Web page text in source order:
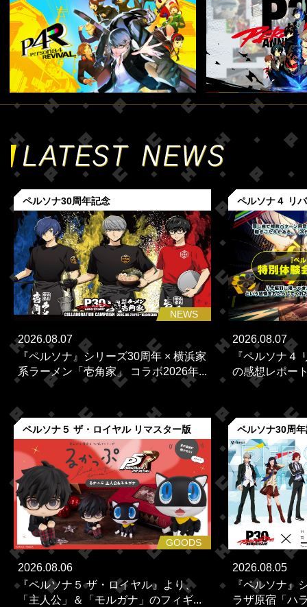
ペルソナ30周年記念
NEWS
2026.08.07
『ペルソナ』シリーズ30周年 × 横浜家
系ラーメン「壱角家」 コラボ2026年...
ペルソナ４ リ
2026.08.07
『ペルソナ４
の感想レポー
ペルソナ５ ザ・ロイヤル リマスター版
GOODS
2026.08.06
『ペルソナ５ ザ・ロイヤル』より、
「主人公」＆「モルガナ」のフィギ...
ペルソナ30周
2026.08.05
『ペルソナ』
ラザ原宿「ハ